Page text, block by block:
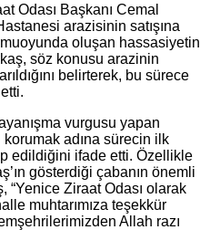
Odası Başkanı Cemal
arazisinin satışına
oluşan hassasiyetin
söz konusu arazinin
belirterek, bu sürece
vurgusu yapan
adına sürecin ilk
edildiğini ifade etti. Özellikle
’ın gösterdiği çabanın önemli
Ziraat Odası olarak
muhtarımıza teşekkür
Allah razı